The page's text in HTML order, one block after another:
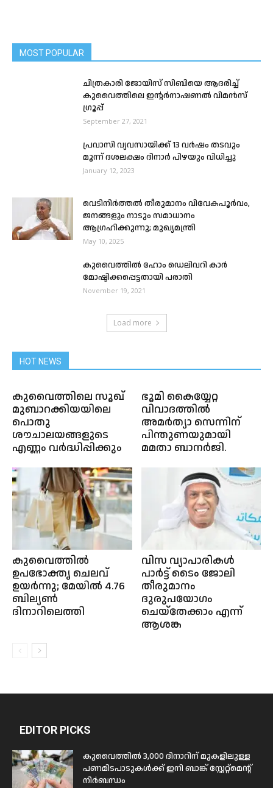
MOST POPULAR
ചിത്രകാരി ജോയിസ് സിബിയെ ആദരിച്ച്
കുവൈത്തിലെ ഇൻ്റർനാഷണൽ വിമൻസ്
ഗ്രൂപ്പ്
September 27, 2021
പ്രവാസി വ്യവസായിക്ക് 13 വർഷം തടവും
മൂന്ന് ദശലക്ഷം ദിനാർ പിഴയും വിധിച്ചു
January 12, 2023
വെടിനിർത്തൽ തീരുമാനം വിവേകപൂർവം,
ജനങ്ങളും നാടും സമാധാനം
ആഗ്രഹിക്കുന്നു; മുഖ്യമന്ത്രി
May 10, 2025
കുവൈത്തിൽ ഹോം ഡെലിവറി കാർ
മോഷ്ടിക്കപ്പെട്ടതായി പരാതി
November 19, 2021
Load more
HOT NEWS
കുവൈത്തിലെ സൂഖ്
മുബാറക്കിയയിലെ
പൊതു
ശൗചാലയങ്ങളുടെ
എണ്ണം വർദ്ധിപ്പിക്കും
ഭൂമി കൈയ്യേറ്റ
വിവാദത്തിൽ
അമർത്യാ സെന്നിന്
പിന്തുണയുമായി
മമതാ ബാനർജി.
കുവൈത്തിൽ
ഉപഭോക്തൃ ചെലവ്
ഉയർന്നു; മേയിൽ 4.76
ബില്യൺ
ദിനാറിലെത്തി
വിസ വ്യാപാരികൾ
പാർട്ട് ടൈം ജോലി
തീരുമാനം
ദുരുപയോഗം
ചെയ്തേക്കാം എന്ന്
ആശങ്ക
EDITOR PICKS
കുവൈത്തിൽ 3,000 ദിനാറിന് മുകളിലുള്ള
പണമിടപാടുകൾക്ക് ഇനി ബാങ്ക് സ്റ്റേറ്റ്മെന്റ്
നിർബന്ധം